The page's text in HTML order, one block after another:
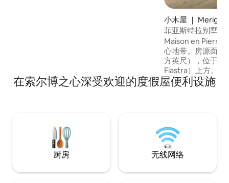
小木屋 ｜ Meriggio
菲亚斯特拉别墅
Maison en Pierre
心地带。房源面积
方英尺），位于菲
Fiastra）上方。
溯至 16 世纪，花
备热水浴缸和桑拿
在索尔博之心深受欢迎的度假屋便利设施
厨房 无线网络